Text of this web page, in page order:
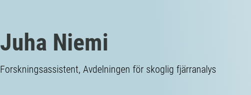
Juha Niemi
Forskningsassistent, Avdelningen för skoglig fjärranalys